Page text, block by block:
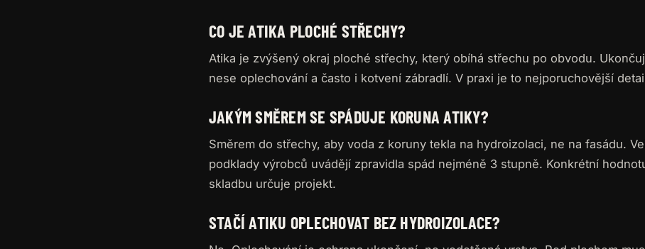
CO JE ATIKA PLOCHÉ STŘECHY?
Atika je zvýšený okraj ploché střechy, který obíhá střechu po obvodu.
nese oplechování a často i kotvení zábradlí. V praxi je to nejporuchovější
JAKÝM SMĚREM SE SPÁDUJE KORUNA ATIKY?
Směrem do střechy, aby voda z koruny tekla na hydroizolaci, ne na fasádu.
podklady výrobců uvádějí zpravidla spád nejméně 3 stupně. Konkrétní
skladbu určuje projekt.
STAČÍ ATIKU OPLECHOVAT BEZ HYDROIZOLACE?